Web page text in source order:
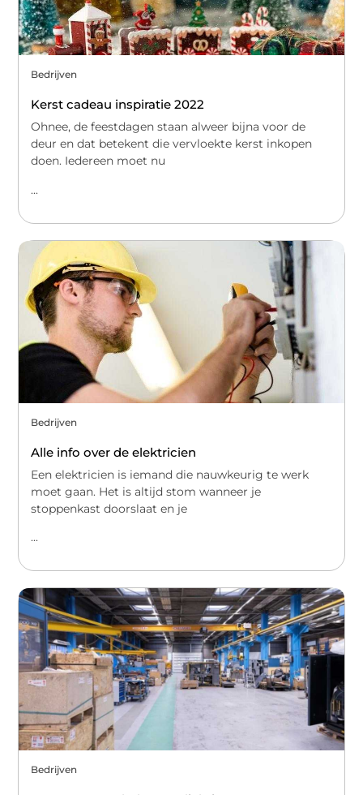
Bedrijven
Kerst cadeau inspiratie 2022
Ohnee, de feestdagen staan alweer bijna voor de
deur en dat betekent die vervloekte kerst inkopen
doen. Iedereen moet nu
...
Bedrijven
Alle info over de elektricien
Een elektricien is iemand die nauwkeurig te werk
moet gaan. Het is altijd stom wanneer je
stoppenkast doorslaat en je
...
Bedrijven